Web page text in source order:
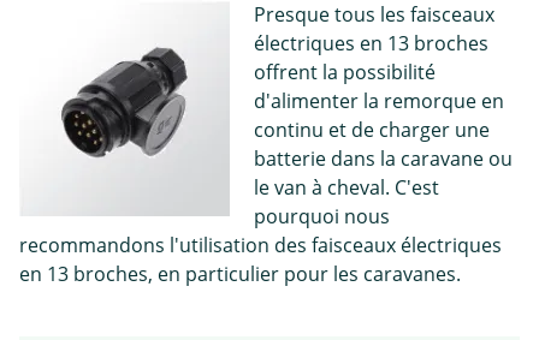
Presque tous les faisceaux
électriques en 13 broches
offrent la possibilité
d'alimenter la remorque en
continu et de charger une
batterie dans la caravane ou
le van à cheval. C'est
pourquoi nous
recommandons l'utilisation des faisceaux électriques
en 13 broches, en particulier pour les caravanes.